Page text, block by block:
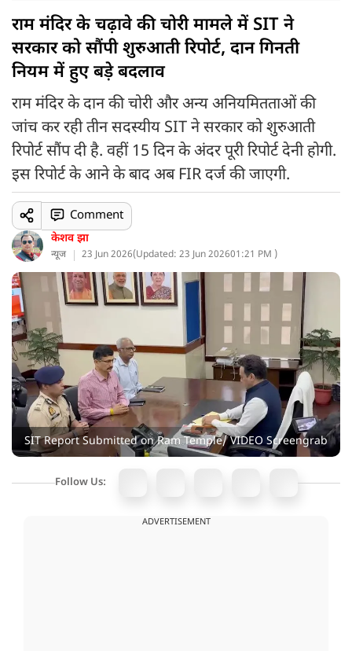
राम मंदिर के चढ़ावे की चोरी मामले में SIT ने
सरकार को सौंपी शुरुआती रिपोर्ट, दान गिनती
नियम में हुए बड़े बदलाव
राम मंदिर के दान की चोरी और अन्य अनियमितताओं की
जांच कर रही तीन सदस्यीय SIT ने सरकार को शुरुआती
रिपोर्ट सौंप दी है. वहीं 15 दिन के अंदर पूरी रिपोर्ट देनी होगी.
इस रिपोर्ट के आने के बाद अब FIR दर्ज की जाएगी.
केशव झा
न्यूज 23 Jun 2026(Updated: 23 Jun 202601:21 PM )
Comment
SIT Report Submitted on Ram Temple/ VIDEO Screengrab
Follow Us:
ADVERTISEMENT